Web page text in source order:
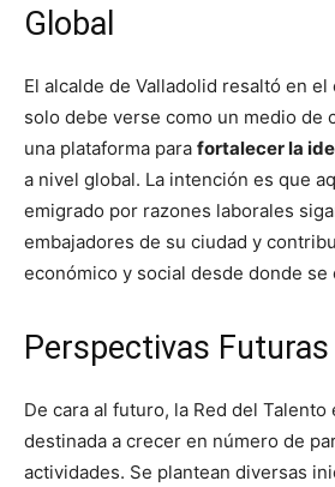
Global
El alcalde de Valladolid resaltó en
solo debe verse como un medio de
una plataforma para fortalecer la
a nivel global. La intención es que
emigrado por razones laborales
embajadores de su ciudad y
económico y social desde donde se
Perspectivas
De cara al futuro, la Red del
destinada a crecer en número de
actividades. Se plantean diversas